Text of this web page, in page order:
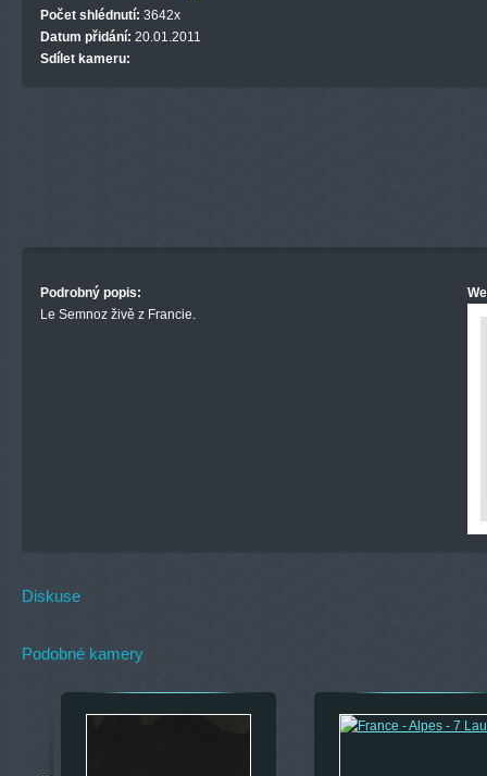
Počet shlédnutí: 3642x
Datum přidání: 20.01.2011
Sdílet kameru:
Podrobný popis:
Le Semnoz živě z Francie.
Diskuse
Podobné kamery